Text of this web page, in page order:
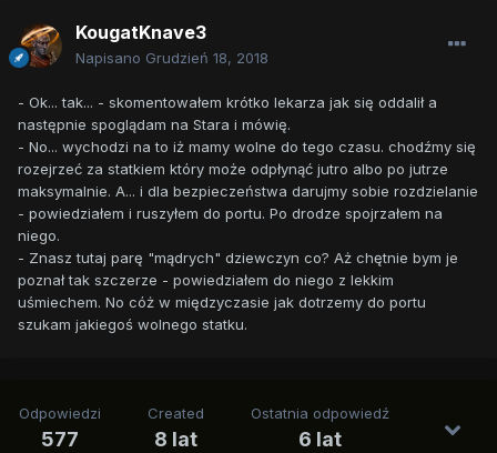
KougatKnave3
Napisano Grudzień 18, 2018
- Ok... tak... - skomentowałem krótko lekarza jak się oddalił a
następnie spoglądam na Stara i mówię.
- No... wychodzi na to iż mamy wolne do tego czasu. chodźmy się
rozejrzeć za statkiem który może odpłynąć jutro albo po jutrze
maksymalnie. A... i dla bezpieczeństwa darujmy sobie rozdzielanie
- powiedziałem i ruszyłem do portu. Po drodze spojrzałem na
niego.
- Znasz tutaj parę "mądrych" dziewczyn co? Aż chętnie bym je
poznał tak szczerze - powiedziałem do niego z lekkim
uśmiechem. No cóż w międzyczasie jak dotrzemy do portu
szukam jakiegoś wolnego statku.
Odpowiedzi
577
Created
8 lat
Ostatnia odpowiedź
6 lat